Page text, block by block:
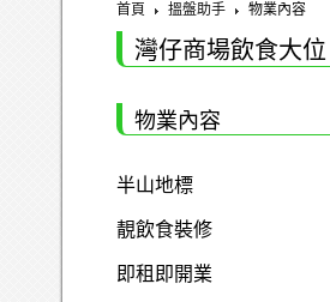
首頁 搵盤助手 物業內容
灣仔商場飲食大位
物業內容
半山地標
靚飲食裝修
即租即開業